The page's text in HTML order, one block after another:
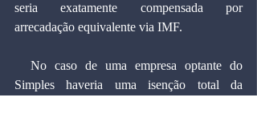
seria exatamente compensada por
arrecadação equivalente via IMF.
Simples haveria uma isenção total da